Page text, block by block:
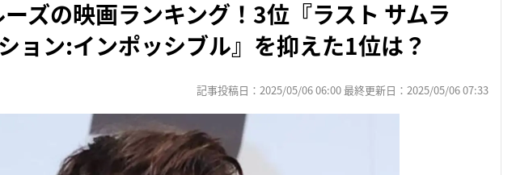
ズの映画ランキング！3位『ラスト サムラ
ョン:インポッシブル』を抑えた1位は？
記事投稿日：2025/05/06 06:00 最終更新日：2025/05/06 07:33